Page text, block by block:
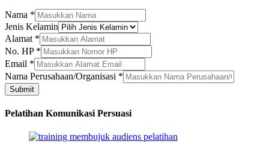
Nama *
Jenis Kelamin
Alamat *
No. HP *
Email *
HP
Email
Jenis
Nama Perusahaan/Organisasi *
Submit
Pelatihan Komunikasi Persuasi